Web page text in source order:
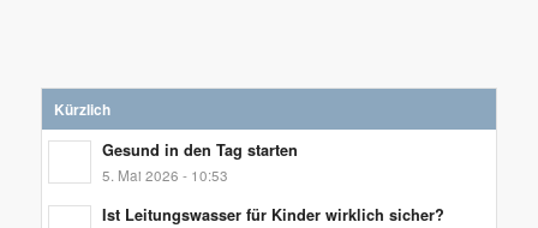
Kürzlich
Gesund in den Tag starten
5. Mai 2026 - 10:53
Ist Leitungswasser für Kinder wirklich sicher?